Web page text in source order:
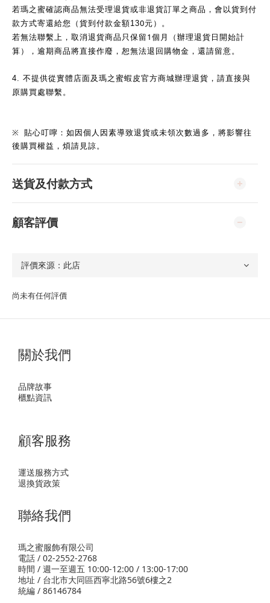
若瑪之蜜確認商品無法受理退貨或非退貨訂單之商品，會以貨到付
款方式寄還給您（貨到付款金額130元）。
若無法聯繫上，取消退貨商品只保留 1 個月（辦理退貨日開始計
算），逾期商品將直接作廢，恕無法退回購物金，還請留意。
4. 不提供從實體店面及瑪之蜜蝦皮官方商城辦理退貨，請直接與
原購買處聯繫。
※
貼心叮嚀：如因個人因素導致退貨或未領次數過多，將影響往
後購買權益，煩請見諒。
送貨及付款方式
顧客評價
尚未有任何評價
關於我們
品牌故事
櫃點資訊
顧客服務
運送服務方式
退換貨政策
聯絡我們
瑪之蜜服飾有限公司
電話 / 02-2552-2768
時間 / 週一至週五 10:00-12:00 / 13:00-17:00
地址 / 台北市大同區西寧北路56號6樓之2
統編 / 86146784